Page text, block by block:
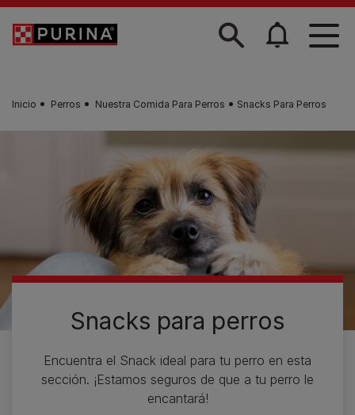
Skip to main content
Inicio Perros Nuestra Comida Para Perros Snacks Para Perros
Snacks para perros
Encuentra el Snack ideal para tu perro en esta
sección. ¡Estamos seguros de que a tu perro le
encantará!